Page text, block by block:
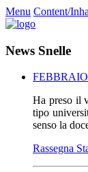
Menu Content/
News Snelle
Ha preso il
tipo
senso la
Rassegna